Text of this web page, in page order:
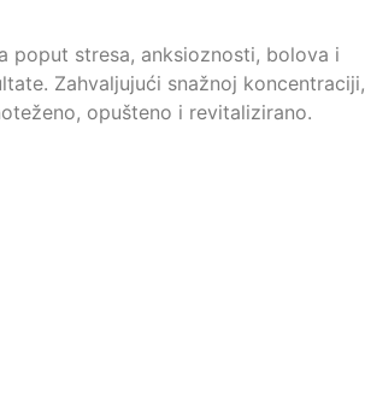
poput stresa, anksioznosti, bolova i
Zahvaljujući snažnoj koncentraciji,
opušteno i revitalizirano.